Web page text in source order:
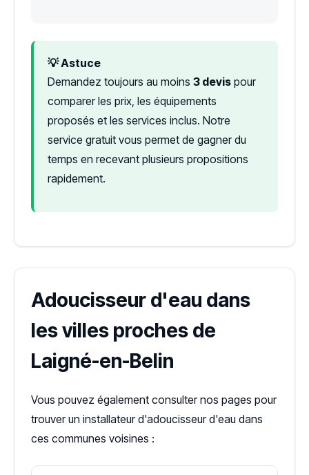
💡 Astuce
Demandez toujours au moins 3 devis pour
comparer les prix, les équipements
proposés et les services inclus. Notre
service gratuit vous permet de gagner du
temps en recevant plusieurs propositions
rapidement.
Adoucisseur d'eau dans
les villes proches de
Laigné-en-Belin
Vous pouvez également consulter nos pages pour
trouver un installateur d'adoucisseur d'eau dans
ces communes voisines :